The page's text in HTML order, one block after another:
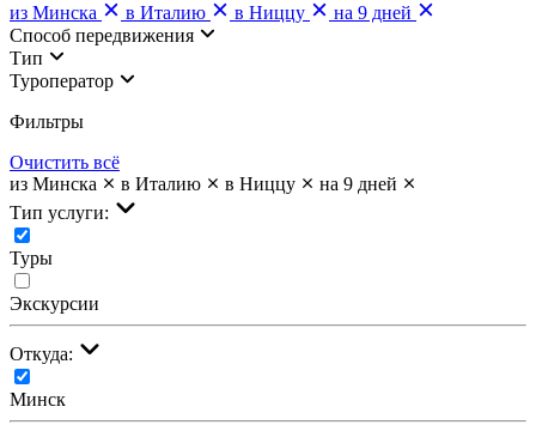
из Минска
в Италию в Ниццу
на 9 дней
Cпособ передвижения
Тип
Туроператор
Фильтры
Очистить всё
из Минска
в Италию в Ниццу
на 9 дней
Тип услуги:
Туры
Экскурсии
Откуда:
Минск